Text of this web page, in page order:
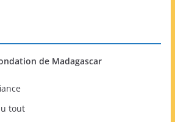
de Madagascar
tout